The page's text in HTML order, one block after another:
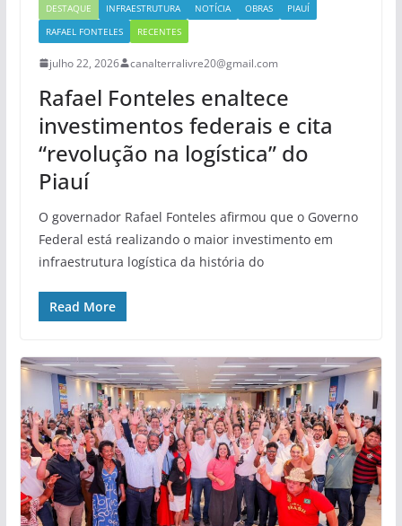
DESTAQUE INFRAESTRUTURA NOTÍCIA OBRAS
PIAUÍ
RAFAEL FONTELES
RECENTES
julho 22, 2026 canalterralivre20@gmail.com
Rafael Fonteles enaltece
investimentos federais e cita
“revolução na logística” do
Piauí
O governador Rafael Fonteles afirmou que o Governo
Federal está realizando o maior investimento em
infraestrutura logística da história do
Read More